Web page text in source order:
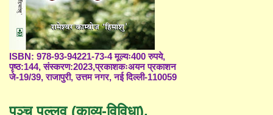
ISBN: 978-93-94221-73-4 मूल्यः400 रुपये,
पृष्ठ:144, संस्करण:2023,प्रकाशकःअयन प्रकाशन
जे-19/39, राजापुरी, उत्तम नगर, नई दिल्ली-110059
पञ्च पल्लव (काव्य-विविधा),